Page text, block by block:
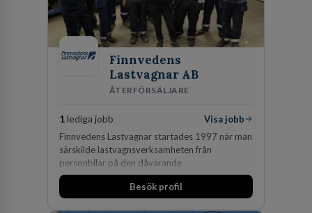
Finnvedens
Lastvagnar AB
ÅTERFÖRSÄLJARE
1lediga jobb
Visa jobb
Finnvedens Lastvagnar startades 1997 när man
särskilde lastvagnsverksamheten från
personbilar på den dåvarande
huvudanläggningen i Värnamo. Sedan dess har
man expanderat kraftigt genom ett antal
Besök profil